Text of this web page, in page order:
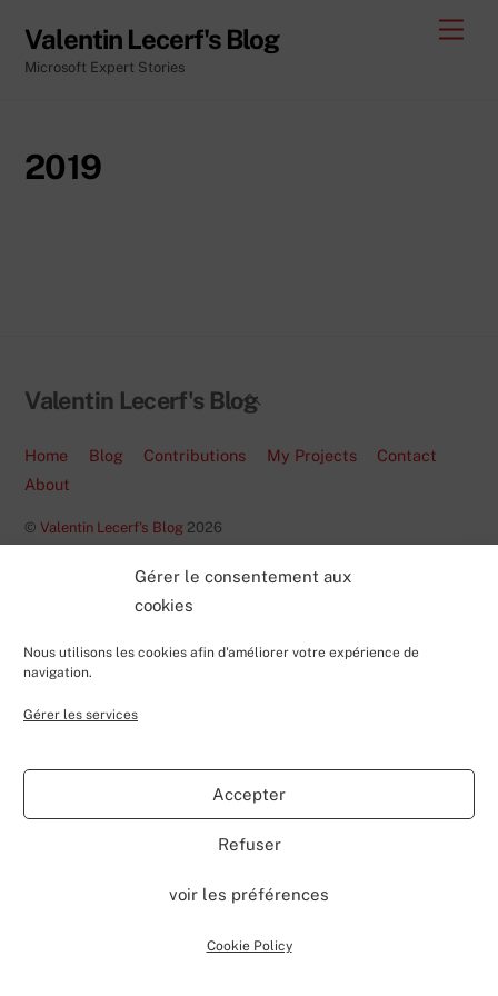
Gérer le consentement aux
cookies
Nous utilisons les cookies afin d'améliorer votre expérience de
navigation.
Gérer les services
Accepter
Refuser
voir les préférences
Cookie Policy
content
Valentin Lecerf's Blog
Microsoft Expert Stories
2019
Back
Top
Valentin Lecerf's Blog
Home Blog Contributions My Projects
Contact
About
©Valentin Lecerf's Blog 2026